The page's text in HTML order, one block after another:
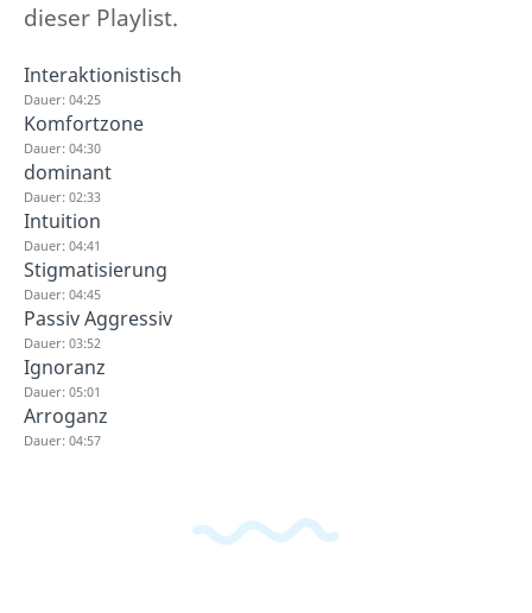
dieser Playlist.
Interaktionistisch
Dauer: 04:25
Komfortzone
Dauer: 04:30
dominant
Dauer: 02:33
Intuition
Dauer: 04:41
Stigmatisierung
Dauer: 04:45
Passiv Aggressiv
Dauer: 03:52
Ignoranz
Dauer: 05:01
Arroganz
Dauer: 04:57